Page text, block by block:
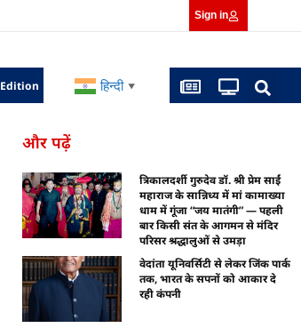
Sign in
Edition हिन्दी ▼
और पढ़ें
त्रिकालदर्शी गुरुदेव डॉ. श्री प्रेम साईं
महाराज के सान्निध्य में मां कामाख्या
धाम में गूंजा “जय मातंगी” — पहली
बार किसी संत के आगमन से मंदिर
परिसर श्रद्धालुओं से उमड़ा
वेदांता यूनिवर्सिटी से लेकर जिंक पार्क
तक, भारत के सपनों को आकार दे
रही कंपनी